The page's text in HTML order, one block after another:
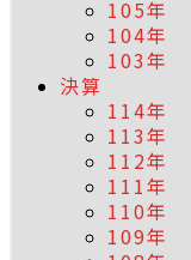
105年
104年
103年
決算
114年
113年
112年
111年
110年
109年